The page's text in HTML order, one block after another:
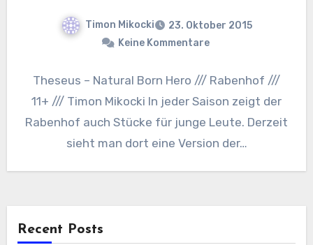
Timon Mikocki
23. Oktober 2015
Keine Kommentare
Theseus – Natural Born Hero /// Rabenhof ///
11+ /// Timon Mikocki In jeder Saison zeigt der
Rabenhof auch Stücke für junge Leute. Derzeit
sieht man dort eine Version der…
Recent Posts